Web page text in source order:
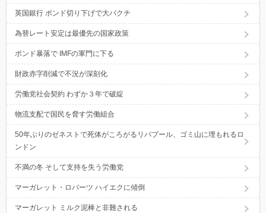
英国銀行 ポンド切り下げで大バクチ
為替レート安定は最優先の国家政策
ポンド暴落で IMFの軍門に下る
財政赤字削減で不況が深刻化
労働党社会契約 わずか３年で破綻
物流支配で国民を脅す労働組合
50年ぶりのゼネストで死体がころがるリバプール、ゴミ山に埋もれるロ
ンドン
不満の冬 そして支持を失う労働党
マーガレット・ロバーツ ハイエクに傾倒
マーガレット ミルク泥棒と非難される